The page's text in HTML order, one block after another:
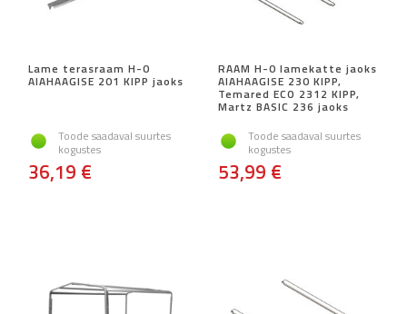
Lame terasraam H-0
AIAHAAGISE 201 KIPP jaoks
Toode saadaval suurtes
kogustes
36,19 €
RAAM H-0 lamekatte jaoks
AIAHAAGISE 230 KIPP,
Temared ECO 2312 KIPP,
Martz BASIC 236 jaoks
Toode saadaval suurtes
kogustes
53,99 €